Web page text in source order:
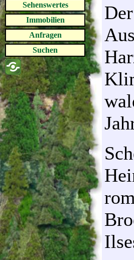
Sehenswertes
Immobilien
Anfragen
Suchen